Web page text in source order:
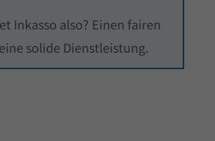
Inkasso also? Einen fairen
solide Dienstleistung.